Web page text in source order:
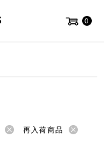
0
再入荷商品